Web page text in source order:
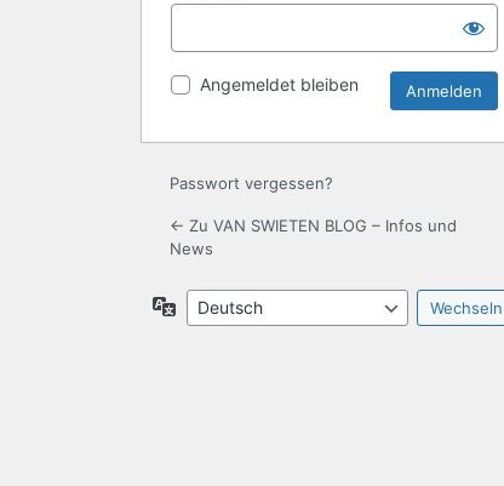
Angemeldet bleiben
Passwort vergessen?
← Zu VAN SWIETEN BLOG – Infos und
News
Sprache